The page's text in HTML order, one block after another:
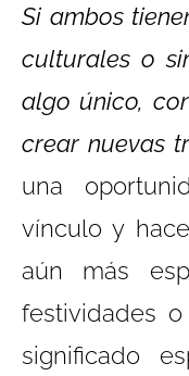
Si ambos
culturales o
algo único,
crear nuevas
una
vínculo y
aún más
festividades
significado